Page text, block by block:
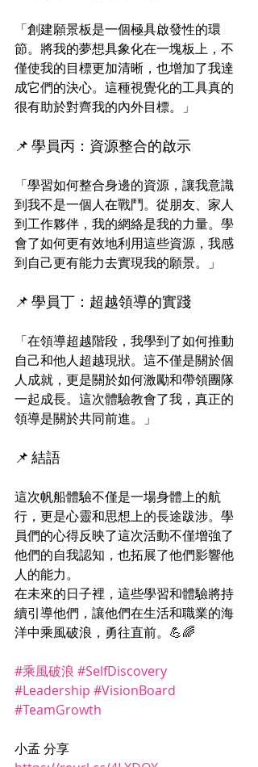
「創建願景板是一個極具啟發性的環
節。將我的夢想具象化在一塊板上，不
僅使我的目標更加清晰，也增加了我達
成它們的決心。這種視覺化的工具真的
很有助於對齊我的內外目標。」
📌 學員丙：資源整合的啟示
「學習如何整合身邊的資源，讓我意識
到我不是一個人在戰鬥。從朋友、家人
到工作夥伴，我的網絡是我的力量。學
會了如何更有效地利用這些資源，我感
到自己更有能力去實現我的願景。」
📌 學員丁：超越領導的實踐
「在領導超越階段，我學到了如何推動
自己和他人超越現狀。這不僅是關於個
人成就，更是關於如何激勵和帶領團隊
一起成長。這次體驗教會了我，真正的
領導是關於共同前進。」
📌 結語
這次帆船體驗不僅是一場身體上的航
行，更是心靈和思想上的長途跋涉。學
員們的心得反映了這次活動不僅增強了
他們的自我認知，也拓展了他們影響他
人的能力。
在未來的日子裡，這些學習和體驗將持
續引導他們，讓他們在生活和職業的海
洋中乘風破浪，勇往直前。💪🌈
#乘風破浪 #SelfDiscovery
#Leadership #VisionBoard
#TeamGrowth
小孟 分享